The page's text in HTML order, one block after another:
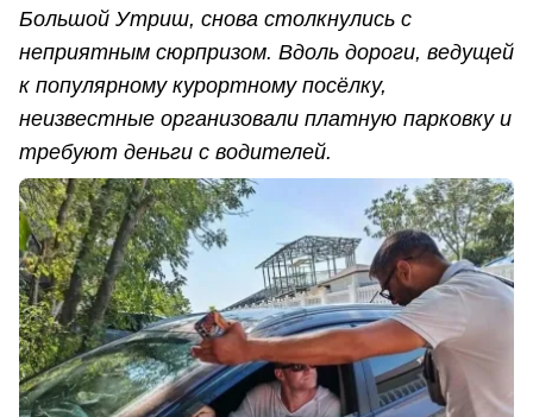
Большой Утриш, снова столкнулись с
неприятным сюрпризом. Вдоль дороги, ведущей
к популярному курортному посёлку,
неизвестные организовали платную парковку и
требуют деньги с водителей.